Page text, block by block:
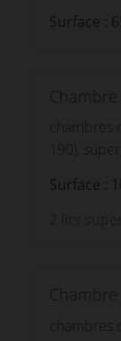
Surface :
Chambre
chambres
190),
Surface :
chambres